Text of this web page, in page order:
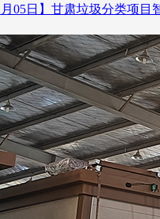
月05日】甘肃垃圾分类项